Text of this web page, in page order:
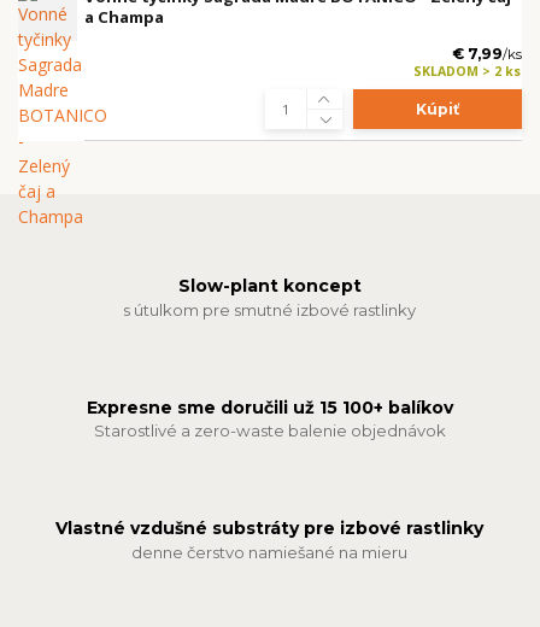
a Champa
€ 7,99/ks
SKLADOM > 2 ks
Kúpiť
Slow-plant koncept
s útulkom pre smutné izbové rastlinky
Expresne sme doručili už 15 100+ balíkov
Starostlivé a zero-waste balenie objednávok
Vlastné vzdušné substráty pre izbové rastlinky
denne čerstvo namiešané na mieru